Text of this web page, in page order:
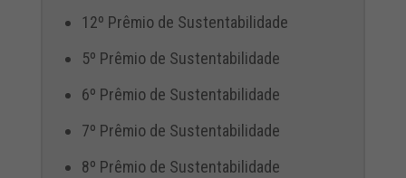
12º Prêmio de Sustentabilidade
5º Prêmio de Sustentabilidade
6º Prêmio de Sustentabilidade
7º Prêmio de Sustentabilidade
8º Prêmio de Sustentabilidade